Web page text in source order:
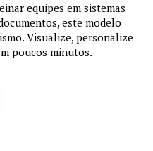
equipes em sistemas
este modelo
Visualize, personalize
poucos minutos.